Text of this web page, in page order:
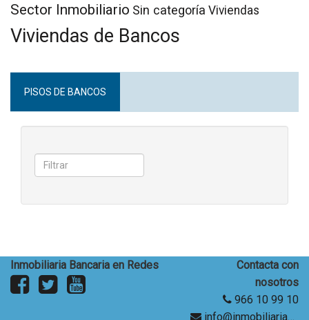
Sector Inmobiliario Sin categoría Viviendas
Viviendas de Bancos
PISOS DE BANCOS
Inmobiliaria Bancaria en Redes
Contacta con
nosotros
966 10 99 10
info@inmobiliariabancaria.com